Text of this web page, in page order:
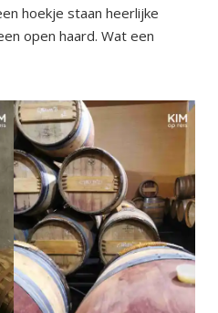
hoekje staan heerlijke
open haard. Wat een